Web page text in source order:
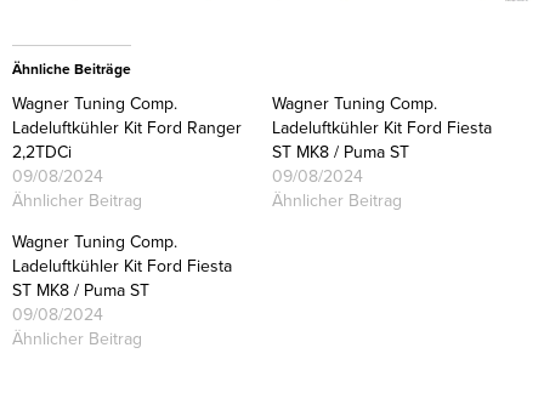
Ähnliche Beiträge
Wagner Tuning Comp.
Ladeluftkühler Kit Ford Ranger
2,2TDCi
09/08/2024
Ähnlicher Beitrag
Wagner Tuning Comp.
Ladeluftkühler Kit Ford Fiesta
ST MK8 / Puma ST
09/08/2024
Ähnlicher Beitrag
Wagner Tuning Comp.
Ladeluftkühler Kit Ford Fiesta
ST MK8 / Puma ST
09/08/2024
Ähnlicher Beitrag